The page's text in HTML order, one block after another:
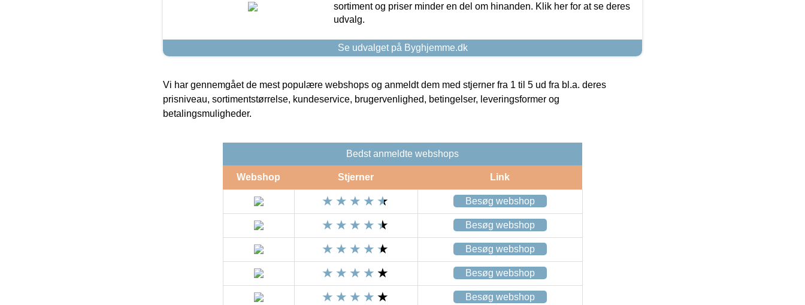
sortiment og priser minder en del om hinanden. Klik her for at se deres
udvalg.
Se udvalget på Byghjemme.dk
Vi har gennemgået de mest populære webshops og anmeldt dem med stjerner fra 1 til 5 ud fra bl.a. deres
prisniveau, sortimentstørrelse, kundeservice, brugervenlighed, betingelser, leveringsformer og
betalingsmuligheder.
Bedst anmeldte webshops
Webshop Stjerner Link
Besøg webshop
Besøg webshop
Besøg webshop
Besøg webshop
Besøg webshop